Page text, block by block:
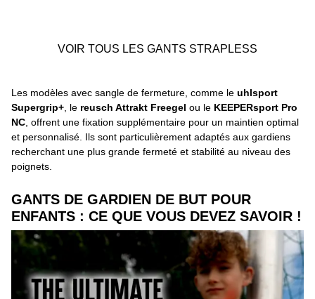
VOIR TOUS LES GANTS STRAPLESS
Les modèles avec sangle de fermeture, comme le uhlsport
Supergrip+ , le reusch Attrakt Freegel ou le KEEPERsport Pro
NC , offrent une fixation supplémentaire pour un maintien optimal
et personnalisé. Ils sont particulièrement adaptés aux gardiens
recherchant une plus grande fermeté et stabilité au niveau des
poignets.
GANTS DE GARDIEN DE BUT POUR
ENFANTS : CE QUE VOUS DEVEZ SAVOIR !